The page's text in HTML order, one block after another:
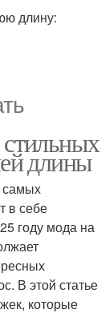
длину:
длины
самых
в себе
году мода на
В этой статье
которые